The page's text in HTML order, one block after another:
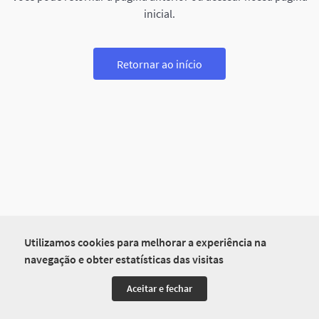
Utilizamos cookies para melhorar a experiência na
navegação e obter estatísticas das visitas
Aceitar e fechar
inicial.
Retornar ao início